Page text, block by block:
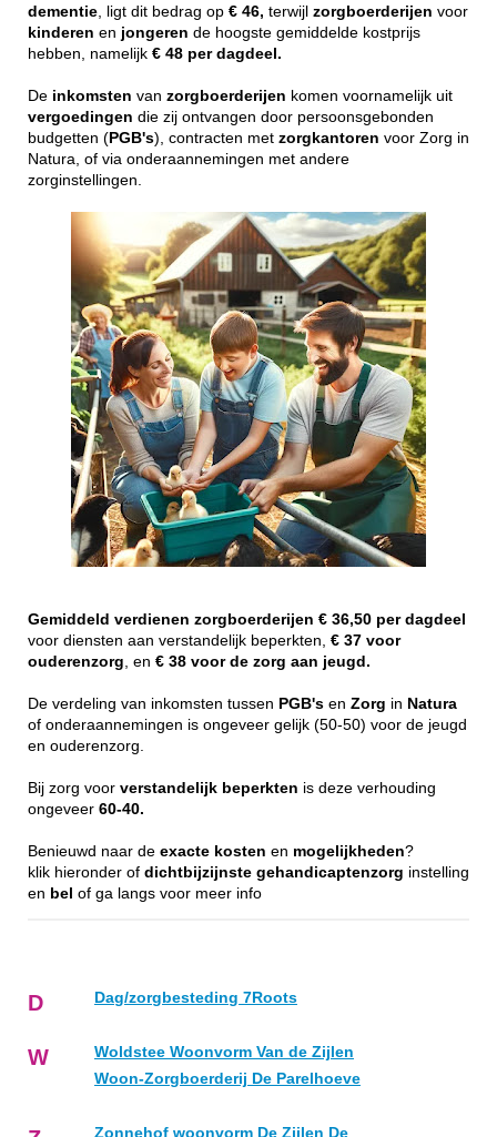
dementie , ligt dit bedrag op € 46, terwijl zorgboerderijen voor
kinderen en jongeren de hoogste gemiddelde kostprijs
hebben, namelijk € 48 per dagdeel.
De inkomsten van zorgboerderijen komen voornamelijk uit
vergoedingen die zij ontvangen door persoonsgebonden
budgetten ( PGB's), contracten met zorgkantoren voor Zorg in
Natura, of via onderaannemingen met andere
zorginstellingen.
Gemiddeld verdienen zorgboerderijen € 36,50 per dagdeel
voor diensten aan verstandelijk beperkten, € 37 voor
ouderenzorg , en € 38 voor de zorg aan jeugd.
De verdeling van inkomsten tussen PGB's en Zorg in Natura
of onderaannemingen is ongeveer gelijk (50-50) voor de jeugd
en ouderenzorg.
Bij zorg voor verstandelijk beperkten is deze verhouding
ongeveer 60-40.
Benieuwd naar de exacte kosten en mogelijkheden?
klik hieronder of dichtbijzijnste gehandicaptenzorg instelling
en bel of ga langs voor meer info
D Dag/zorgbesteding 7Roots
W
Woldstee Woonvorm Van de Zijlen
Woon-Zorgboerderij De Parelhoeve
Zonnehof woonvorm De Zijlen De